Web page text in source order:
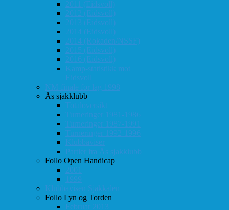
2011 (Eidsvoll)
2012 (Eidsvoll)
2013 (Eidsvoll)
2014 (Eidsvoll)
2014 (Rokaden/NSSF)
2015 (Eidsvoll)
2016 (Eidsvoll)
Kamp-statistikk mot
Eidsvoll
NM-finale for lag 1998
Ås sjakklubb
Totaloversikt
Turneringer 1981-1986
Turneringer 1987-1991
Turneringer 1992-1996
Klubbaviser
Partier fra Ås sjakklubb
Follo Open Handicap
2001
1999
Klubbavisen Sjakkalen
Follo Lyn og Torden
Februar 2013